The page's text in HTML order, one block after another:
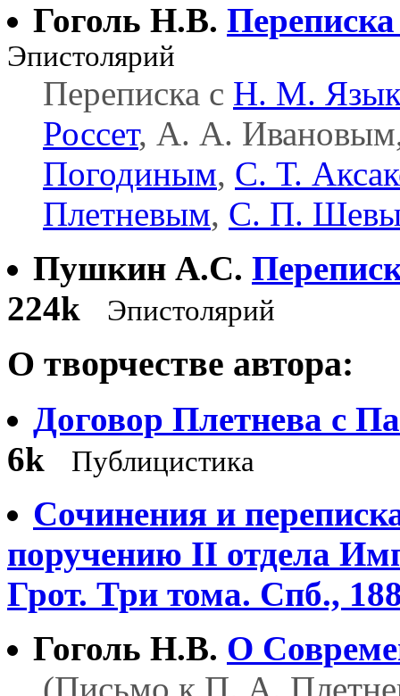
Гоголь Н.В.
Эпистолярий
Переписка с H. M.
Россет, А. А.
Погодиным, С. Т.
Плетневым, С. П.
Пушкин А.С.
224k
Эпистолярий
О творчестве автора:
Договор Плетнева с
6k
Публицистика
Сочинения и
поручению II отдела
Грот. Три тома. Спб.,
Гоголь Н.В. О